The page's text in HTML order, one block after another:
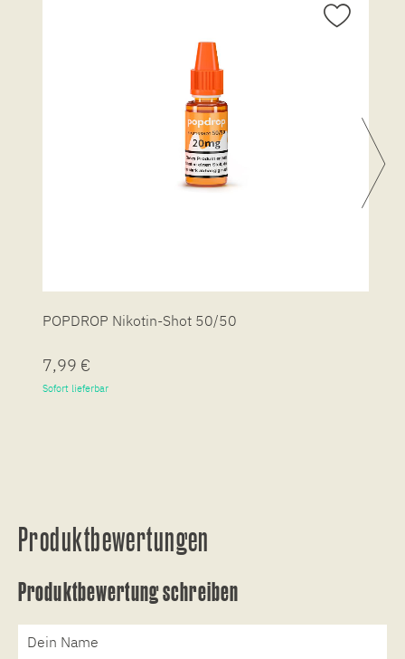
POPDROP Nikotin-Shot 50/50
7,99 €
Sofort lieferbar
Produktbewertungen
Produktbewertung schreiben